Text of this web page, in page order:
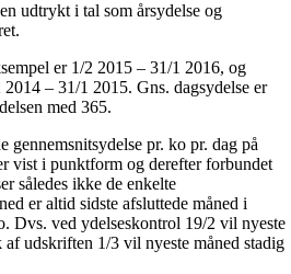
udtrykt i tal som årsydelse og
er 1/2 2015 – 31/1 2016, og
– 31/1 2015. Gns. dagsydelse er
med 365.
gennemsnitsydelse pr. ko pr. dag på
vist i punktform og derefter forbundet
således ikke de enkelte
er altid sidste afsluttede måned i
Dvs. ved ydelseskontrol 19/2 vil nyeste
udskriften 1/3 vil nyeste måned stadig